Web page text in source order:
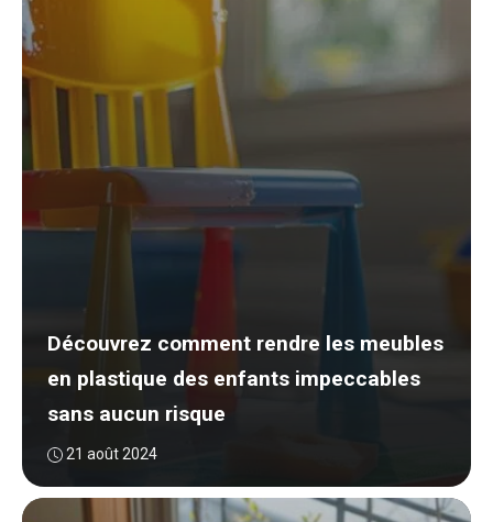
Découvrez comment rendre les meubles
en plastique des enfants impeccables
sans aucun risque
21 août 2024